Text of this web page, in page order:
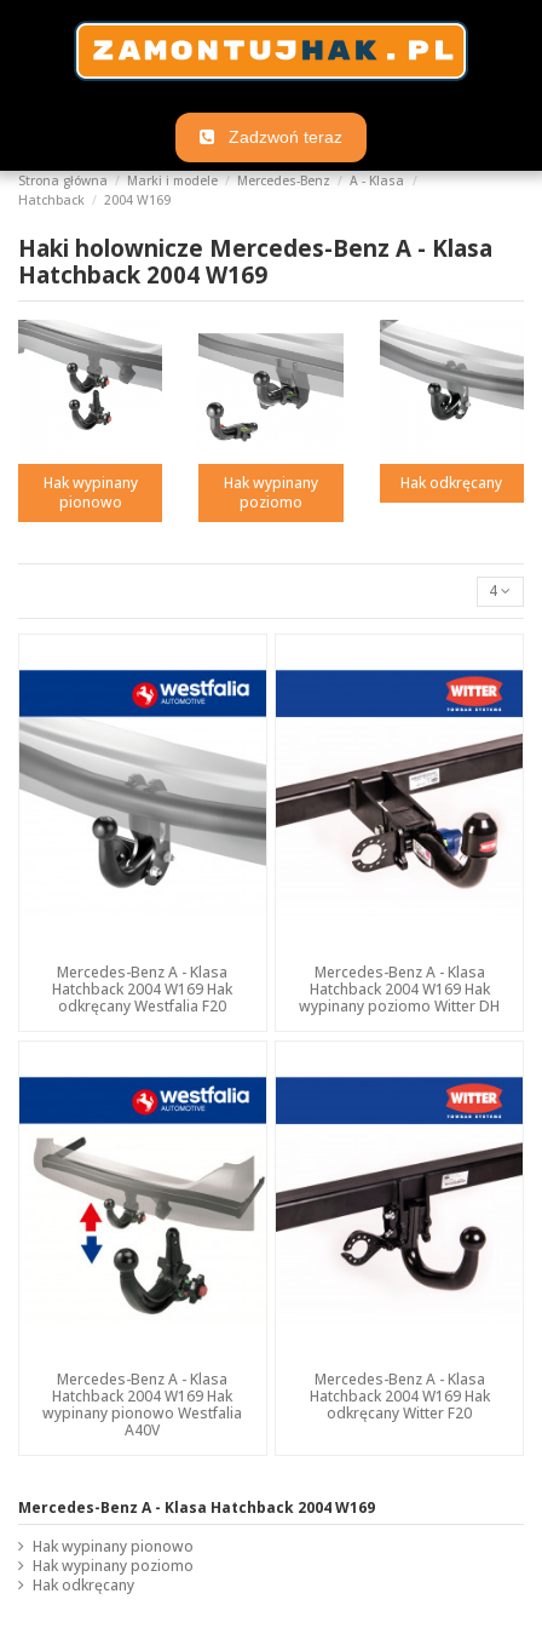
Zadzwoń teraz
Strona główna Marki i modele Mercedes-Benz
A - Klasa
Hatchback
2004 W169
Haki holownicze Mercedes-Benz A - Klasa
Hatchback 2004 W169
Hak wypinany
pionowo
Hak wypinany
poziomo
Hak odkręcany
4
Mercedes-Benz A - Klasa
Hatchback 2004 W169 Hak
odkręcany Westfalia F20
Mercedes-Benz A - Klasa
Hatchback 2004 W169 Hak
wypinany poziomo Witter DH
Mercedes-Benz A - Klasa
Hatchback 2004 W169 Hak
wypinany pionowo Westfalia
A40V
Mercedes-Benz A - Klasa
Hatchback 2004 W169 Hak
odkręcany Witter F20
Mercedes-Benz A - Klasa Hatchback 2004 W169
Hak wypinany pionowo
Hak wypinany poziomo
Hak odkręcany